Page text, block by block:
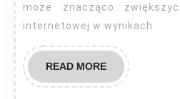
może znacząco
internetowej w wynikach
READ MOREREAD
MORE